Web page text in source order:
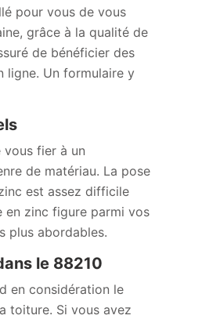
pour vous de vous
grâce à la qualité de
de bénéficier des
ligne. Un formulaire y
fier à un
de matériau. La pose
est assez difficile
en zinc figure parmi vos
plus abordables.
le 88210
en considération le
toiture. Si vous avez